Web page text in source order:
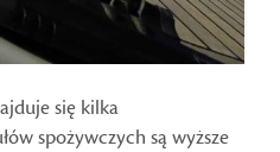
się kilka
spożywczych są wyższe